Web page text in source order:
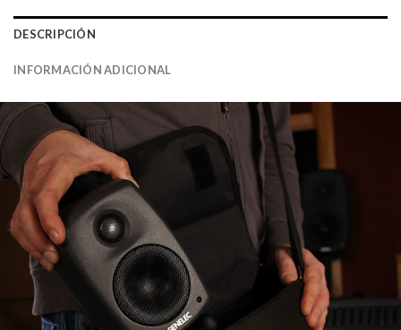
DESCRIPCIÓN
INFORMACIÓN ADICIONAL